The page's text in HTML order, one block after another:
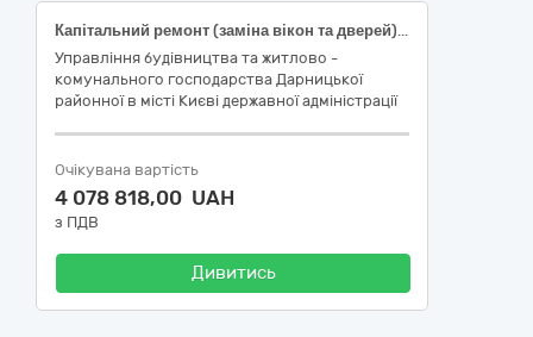
Капітальний ремонт (заміна вікон та дверей) у житловому будинку за адресою: вул. Ревуцького, 17 Дарницького району м. Києва (реалізація проектів (заходів) з відновлення об'єктів житлового фонду, пошкоджених/знищених внаслідок збройної агресії, за рахунок коштів місцевих бюджетів, заходи з енергозбереження) (Код ДК 021:2015: 45421000-4 - Столярні роботи)
Управління будівництва та житлово -
комунального господарства Дарницької
районної в місті Києві державної адміністрації
Очікувана вартість
4 078 818,00 UAH
з ПДВ
Дивитись